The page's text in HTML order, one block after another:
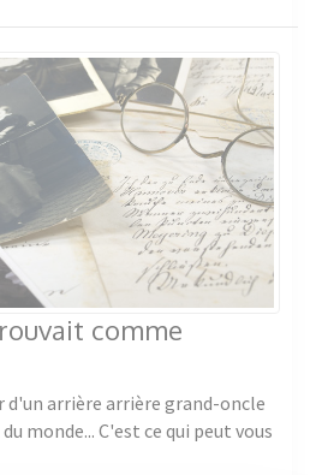
comme
d'un arrière arrière grand-oncle
monde... C'est ce qui peut vous